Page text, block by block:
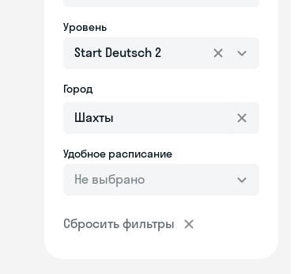
Уровень
Start Deutsch 2
Город
Удобное расписание
Не выбрано
Сбросить фильтры